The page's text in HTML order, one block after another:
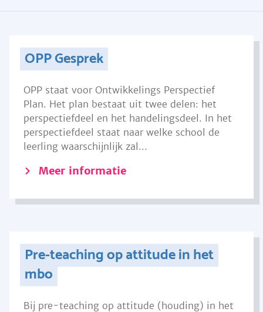
OPP Gesprek
OPP staat voor Ontwikkelings Perspectief
Plan. Het plan bestaat uit twee delen: het
perspectiefdeel en het handelingsdeel. In het
perspectiefdeel staat naar welke school de
leerling waarschijnlijk zal...
Meer informatie
Pre-teaching op attitude in het
mbo
Bij pre-teaching op attitude (houding) in het